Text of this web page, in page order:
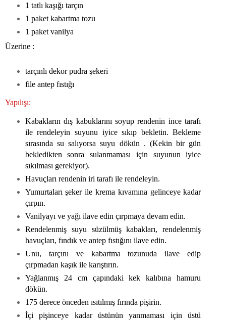
1 tatlı kaşığı tarçın
1 paket kabartma tozu
1 paket vanilya
Üzerine :
tarçınlı dekor pudra şekeri
file antep fıstığı
Yapılışı:
Kabakların dış kabuklarını soyup rendenin ince tarafı
ile rendeleyin suyunu iyice sıkıp bekletin. Bekleme
sırasında su salıyorsa suyu dökün . (Kekin bir gün
bekledikten sonra sulanmaması için suyunun iyice
sıkılması gerekiyor).
Havuçları rendenin iri tarafı ile rendeleyin.
Yumurtaları şeker ile krema kıvamına gelinceye kadar
çırpın.
Vanilyayı ve yağı ilave edin çırpmaya devam edin.
Rendelenmiş suyu süzülmüş kabakları, rendelenmiş
havuçları, fındık ve antep fıstığını ilave edin.
Unu, tarçını ve kabartma tozunuda ilave edip
çırpmadan kaşık ile karıştırın.
Yağlanmış 24 cm çapındaki kek kalıbına hamuru
dökün.
175 derece önceden ısıtılmış fırında pişirin.
İçi pişinceye kadar üstünün yanmaması için üstü